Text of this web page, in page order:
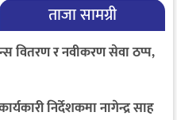
ताजा सामग्री
वितरण र नवीकरण सेवा ठप्प,
निर्देशकमा नागेन्द्र साह